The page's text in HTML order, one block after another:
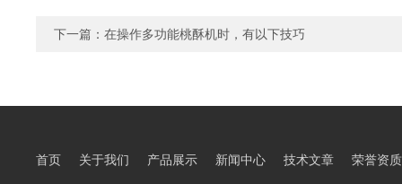
下一篇： 在操作多功能桃酥机时，有以下技巧
首页 关于我们 产品展示 新闻中心 技术文章 荣誉资质